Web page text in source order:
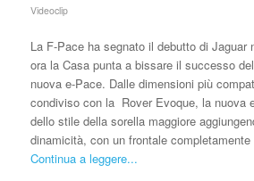
Videoclip
La F-Pace ha segnato il debutto di Jaguar
ora la Casa punta a bissare il successo
nuova e-Pace. Dalle dimensioni più
condiviso con la Rover Evoque, la nuova
dello stile della sorella maggiore
dinamicità, con un frontale
Continua a leggere...